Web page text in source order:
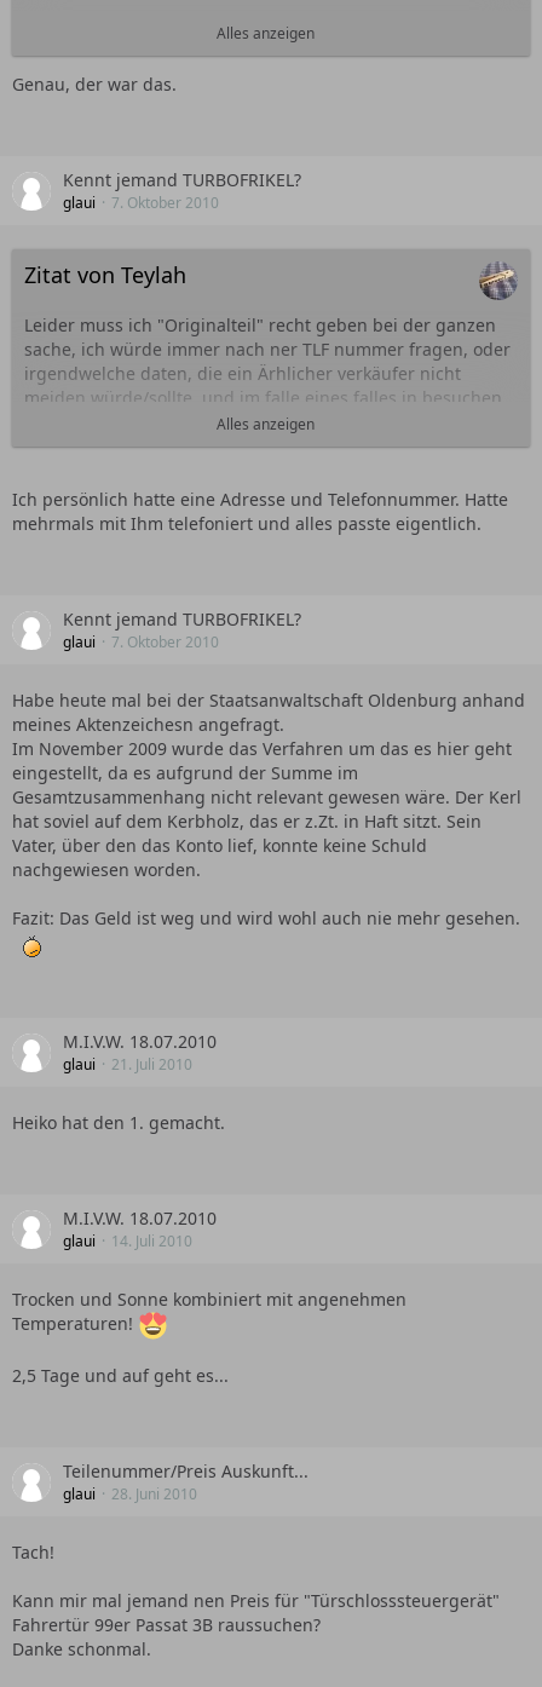
warst du letztes jahr mit deinem Flair Golf am See...?? Und
Rafi...
Alles anzeigen
Genau, der war das.
Kennt jemand TURBOFRIKEL?
glaui 7. Oktober 2010
Zitat von Teylah
Leider muss ich "Originalteil" recht geben bei der ganzen
sache, ich würde immer nach ner TLF nummer fragen, oder
irgendwelche daten, die ein Ärhlicher verkäufer nicht
meiden würde/sollte, und im falle eines falles in besuchen
gehen und das Geld selber holen, auf die Justiz kannste
heut zu tage pfeifen.
http://hartgasboard.de/index.php?
page=User&userID=5858
Alles anzeigen
Ich persönlich hatte eine Adresse und Telefonnummer. Hatte
mehrmals mit Ihm telefoniert und alles passte eigentlich.
Kennt jemand TURBOFRIKEL?
glaui 7. Oktober 2010
Habe heute mal bei der Staatsanwaltschaft Oldenburg anhand
meines Aktenzeichesn angefragt.
Im November 2009 wurde das Verfahren um das es hier geht
eingestellt, da es aufgrund der Summe im
Gesamtzusammenhang nicht relevant gewesen wäre. Der Kerl
hat soviel auf dem Kerbholz, das er z.Zt. in Haft sitzt. Sein
Vater, über den das Konto lief, konnte keine Schuld
nachgewiesen worden.
Fazit: Das Geld ist weg und wird wohl auch nie mehr gesehen.
M.I.V.W. 18.07.2010
glaui 21. Juli 2010
Heiko hat den 1. gemacht.
M.I.V.W. 18.07.2010
glaui 14. Juli 2010
Trocken und Sonne kombiniert mit angenehmen
Temperaturen!
2,5 Tage und auf geht es...
Teilenummer/Preis Auskunft...
glaui 28. Juni 2010
Tach!
Kann mir mal jemand nen Preis für "Türschlosssteuergerät"
Fahrertür 99er Passat 3B raussuchen?
Danke schonmal.